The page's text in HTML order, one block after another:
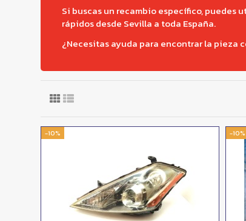
Si buscas un recambio específico,
rápidos desde Sevilla a toda España.
¿Necesitas ayuda para encontrar la pieza
-10% -10%